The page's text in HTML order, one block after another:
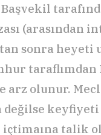
(arasından
sonra heyeti
taraflımdan
arz olunur.
değilse
içtimaına talik